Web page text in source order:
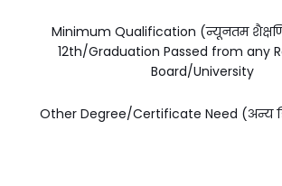
Minimum Qualification (न्यूनतम
12th/Graduation Passed from any
Board/University
Other Degree/Certificate Need (अन्य